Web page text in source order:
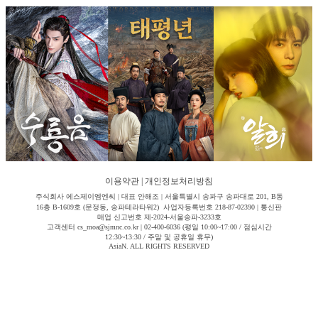
이용약관 개인정보처리방침
주식회사 에스제이엠엔씨 | 대표 안해조 | 서울특별시 송파구 송파대로 201, B동
16층 B-1609호 (문정동, 송파테라타워2) 사업자등록번호 218-87-02390 | 통신판
매업 신고번호 제-2024-서울송파-3233호
고객센터 cs_moa@sjmnc.co.kr | 02-400-6036 (평일 10:00~17:00 / 점심시간
12:30~13:30 / 주말 및 공휴일 휴무)
AsiaN. ALL RIGHTS RESERVED